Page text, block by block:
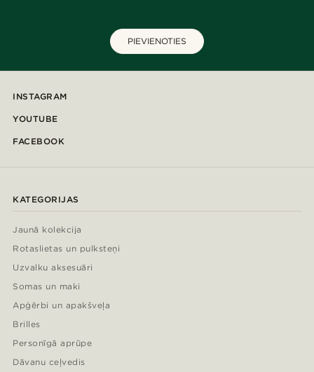
PIEVIENOTIES
INSTAGRAM
YOUTUBE
FACEBOOK
KATEGORIJAS
Jaunā kolekcija
Rotaslietas un pulksteņi
Uzvalku aksesuāri
Somas un maki
Apģērbi un apakšveļa
Brilles
Personīgā aprūpe
Dāvanu ceļvedis